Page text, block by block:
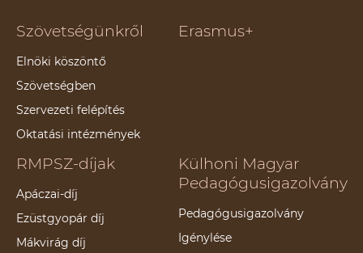
Szövetségünkről
Elnöki köszöntő
Szövetségben
Szervezeti felépítés
Oktatási intézmények
Erasmus+
RMPSZ-díjak
Apáczai-díj
Ezüstgyopár díj
Mákvirág díj
Külhoni Magyar
Pedagógusigazolvány
Pedagógusigazolvány
Igénylése